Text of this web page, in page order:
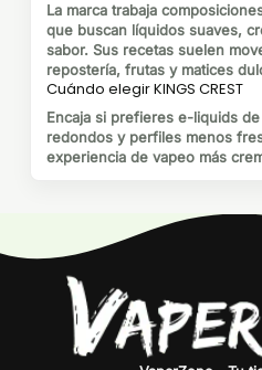
La marca trabaja
que buscan líquidos suaves,
sabor. Sus recetas suelen
repostería, frutas y matices
Cuándo elegir KINGS CREST
Encaja si prefieres e-liquids
redondos y perfiles menos
experiencia de vapeo más